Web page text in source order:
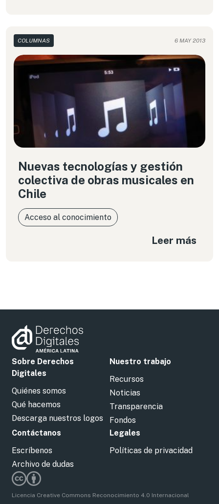
COLUMNAS 6 MAY 2013
Nuevas tecnologías y gestión
colectiva de obras musicales en
Chile
Acceso al conocimiento
Leer más
Sobre Derechos
Digitales
Quiénes somos
Qué hacemos
Descarga nuestros logos
Nuestro trabajo
Recursos
Noticias
Transparencia
Fondos
Contáctanos
Escríbenos
Archivo de dudas
Legales
Políticas de privacidad
Licencia Creative Commons Reconocimiento 4.0 Internacional